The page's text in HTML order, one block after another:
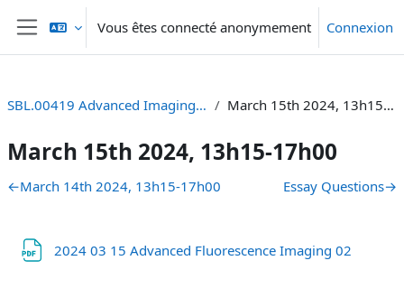
Passer au contenu principal
Panneau latéral
Vous êtes connecté anonymement Connexion
SBL.00419 Advanced Imaging [SS 24] March 15th 2024, 13h15-17h00
March 15th 2024, 13h15-17h00
Résumé de section
←March 14th 2024, 13h15-17h00 Essay Questions→
2024 03 15 Advanced Fluorescence Imaging 02